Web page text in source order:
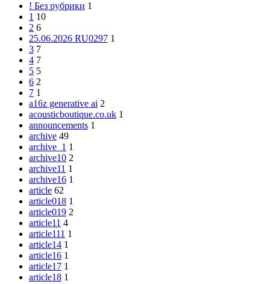
! Без рубрики 1
1 10
2 6
25.06.2026 RU0297 1
3 7
4 7
5 5
6 2
7 1
a16z generative ai 2
acousticboutique.co.uk 1
announcements 1
archive 49
archive_1 1
archive10 2
archive11 1
archive16 1
article 62
article018 1
article019 2
article11 4
article111 1
article14 1
article16 1
article17 1
article18 1